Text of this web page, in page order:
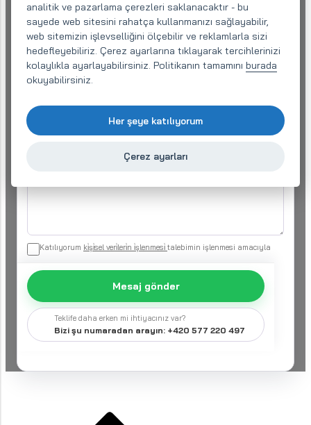
E-posta (gerekli)
Katılıyorum ki̇şi̇sel veri̇leri̇n i̇şlenmesi̇ talebimin işlenmesi amacıyla
Mesaj gönder
Teklife daha erken mi ihtiyacınız var?
Bizi şu numaradan arayın: +420 577 220 497
analitik ve pazarlama çerezleri saklanacaktır - bu
sayede web sitesini rahatça kullanmanızı sağlayabilir,
web sitemizin işlevselliğini ölçebilir ve reklamlarla sizi
hedefleyebiliriz. Çerez ayarlarına tıklayarak tercihlerinizi
kolaylıkla ayarlayabilirsiniz. Politikanın tamamını burada
okuyabilirsiniz.
Her şeye katılıyorum
Çerez ayarları